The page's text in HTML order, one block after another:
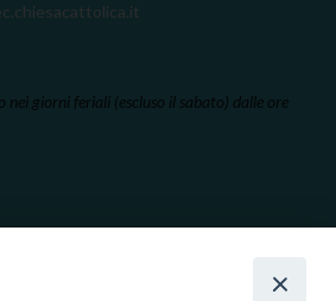
nei giorni feriali (escluso il sabato) dalle ore